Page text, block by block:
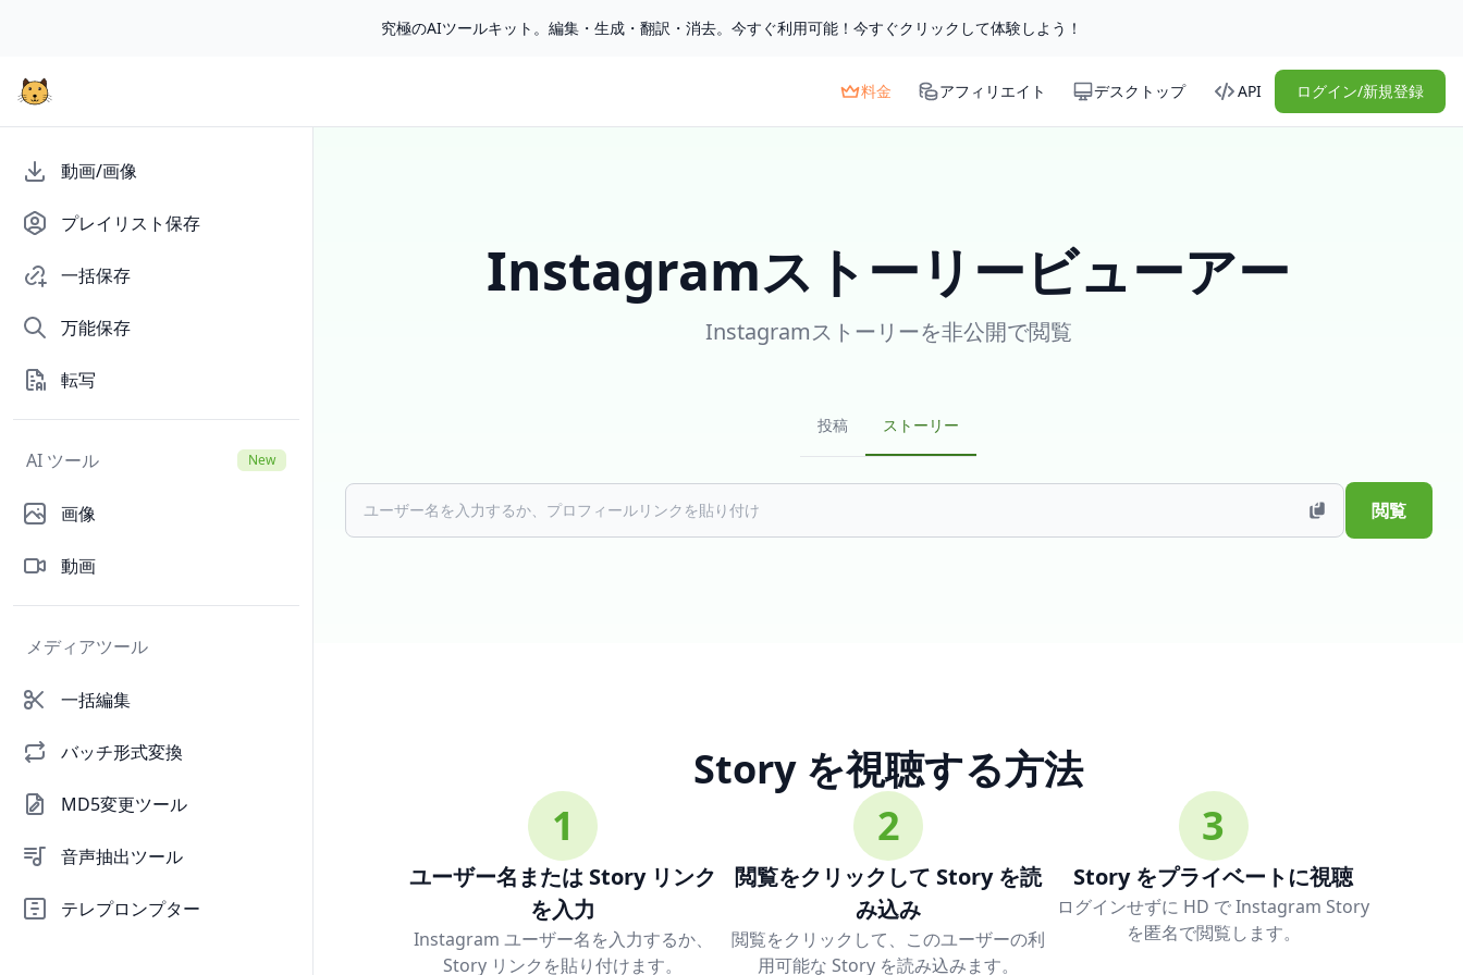
究極のAIツールキット。編集・生成・翻訳・消去。今すぐ利用可能！今すぐクリックして体験しよう！
料金 アフィリエイト デスクトップ API ログイン/新規登録
動画/画像
プレイリスト保存
一括保存
万能保存
転写
AI ツール New
画像
動画
メディアツール
一括編集
バッチ形式変換
MD5変更ツール
音声抽出ツール
テレプロンプター
Instagramストーリービューアー
Instagramストーリーを非公開で閲覧
投稿 ストーリー
閲覧
Story を視聴する方法
1
ユーザー名または Story リンク
を入力
Instagram ユーザー名を入力するか、
Story リンクを貼り付けます。
2
閲覧をクリックして Story を読
み込み
閲覧をクリックして、このユーザーの利
用可能な Story を読み込みます。
3
Story をプライベートに視聴
ログインせずに HD で Instagram Story
を匿名で閲覧します。